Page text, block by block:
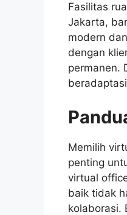
Fasilitas
Jakarta,
modern
dengan
permanen.
Memilih
penting
virtual
baik tidak
kolaborasi.